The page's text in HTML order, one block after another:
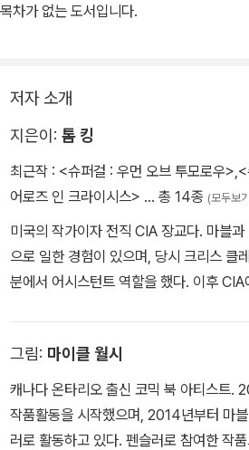
목차가 없는 도서입니다.
저자 소개
지은이: 톰 킹
최근작 : <슈퍼걸 : 우먼 오브 투모로우>
어로즈 인 크라이시스> … 총 14종 (모두보
미국의 작가이자 전직 CIA 장교다. 마블
으로 일한 경험이 있으며, 당시 크리스 클
분에서 어시스턴트 역할을 했다. 이후 CIA
정체성을 떠나 스파이 에이전트 37이 되
때 CIA에서의 경험을 적극 활용했다. 마블
런트 마블’ 리런치의 일환으로 2015년부
타이틀은 작화가 가브리엘 헤르난데즈 왈
그림: 마이클 월시
캐나다 온타리오 출신 코믹 북 아티스트.
작품활동을 시작했으며, 2014년부터 마
러로 활동하고 있다. 펜슬러로 참여한 작품